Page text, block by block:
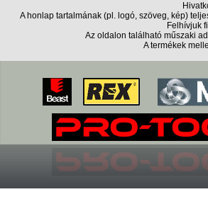
A honlap tartalmának (pl. logó, szöveg, kép)
Felhívjuk
Az oldalon található műszaki
A termékek